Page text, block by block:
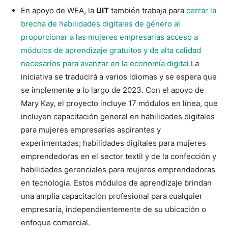
En apoyo de WEA, la UIT también trabaja para cerrar la
brecha de habilidades digitales de género al
proporcionar a las mujeres empresarias acceso a
módulos de aprendizaje gratuitos y de alta calidad
necesarios para avanzar en la economía digital.La
iniciativa se traducirá a varios idiomas y se espera que
se implemente a lo largo de 2023. Con el apoyo de
Mary Kay, el proyecto incluye 17 módulos en línea, que
incluyen capacitación general en habilidades digitales
para mujeres empresarias aspirantes y
experimentadas; habilidades digitales para mujeres
emprendedoras en el sector textil y de la confección y
habilidades gerenciales para mujeres emprendedoras
en tecnología. Estos módulos de aprendizaje brindan
una amplia capacitación profesional para cualquier
empresaria, independientemente de su ubicación o
enfoque comercial.